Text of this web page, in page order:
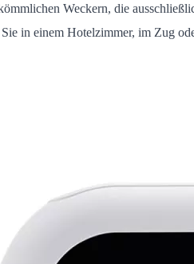
Weckern, die
in einem Hotelzimmer, im Zug